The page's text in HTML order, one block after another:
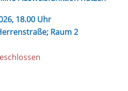
18.00 Uhr
Raum 2